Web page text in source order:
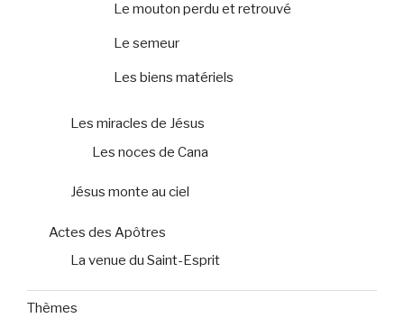
Le mouton perdu et retrouvé
Le semeur
Les biens matériels
Les miracles de Jésus
Les noces de Cana
Jésus monte au ciel
Actes des Apôtres
La venue du Saint-Esprit
Thèmes